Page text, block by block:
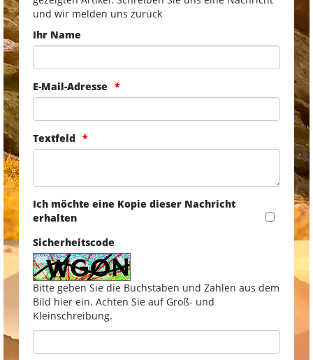
und wir melden uns zurück
Ihr Name
E-Mail-Adresse
Textfeld
Ich möchte eine Kopie dieser Nachricht
erhalten
Sicherheitscode
Bitte geben Sie die Buchstaben und Zahlen aus dem
Bild hier ein. Achten Sie auf Groß- und
Kleinschreibung.